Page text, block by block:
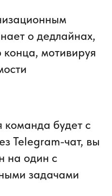
о дедлайнах,
конца, мотивируя
команда будет с
Telegram-чат, вы
на один с
задачами